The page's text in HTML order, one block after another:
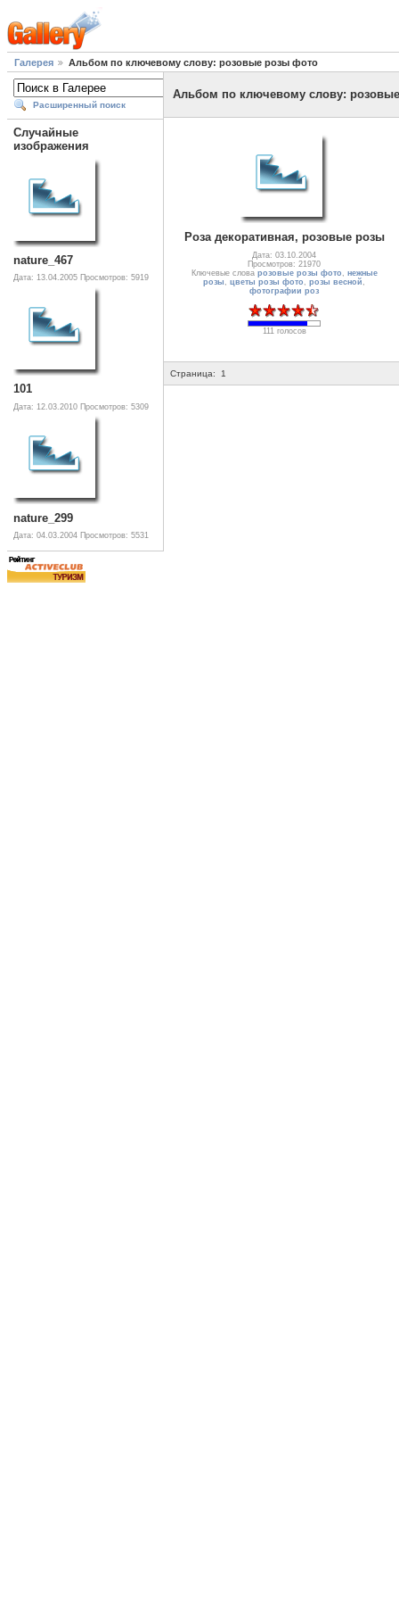
Галерея Альбом по ключевому слову: розовые розы фото
Расширенный поиск
Случайные
изображения
nature_467
Дата: 13.04.2005 Просмотров: 5919
101
Дата: 12.03.2010 Просмотров: 5309
nature_299
Дата: 04.03.2004 Просмотров: 5531
Альбом по ключевому слову:
Роза декоративная, розовые розы
Дата: 03.10.2004
Просмотров: 21970
Ключевые слова розовые розы фото
нежные
розы
цветы розы фото розы весной
фотографии роз
111 голосов
Страница: 1